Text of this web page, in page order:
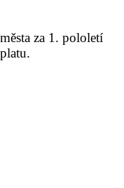
za 1. pololetí